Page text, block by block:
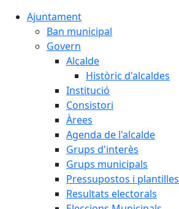
Ajuntament
Ban municipal
Govern
Alcalde
Històric d'alcaldes
Institució
Consistori
Àrees
Agenda de l'alcalde
Grups d'interès
Grups municipals
Pressupostos i plantilles
Resultats electorals